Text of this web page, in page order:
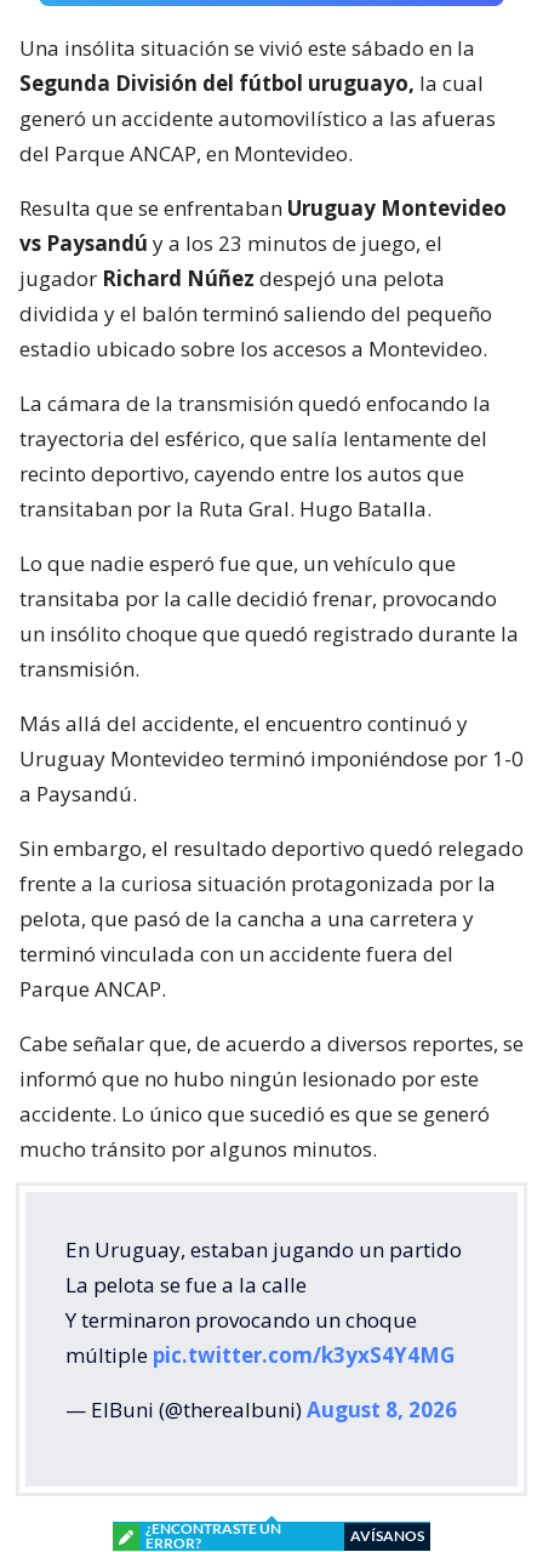
Una insólita situación se vivió este sábado en la
Segunda División del fútbol uruguayo, la cual
generó un accidente automovilístico a las afueras
del Parque ANCAP, en Montevideo.
Resulta que se enfrentaban Uruguay Montevideo
vs Paysandú y a los 23 minutos de juego, el
jugador Richard Núñez despejó una pelota
dividida y el balón terminó saliendo del pequeño
estadio ubicado sobre los accesos a Montevideo.
La cámara de la transmisión quedó enfocando la
trayectoria del esférico, que salía lentamente del
recinto deportivo, cayendo entre los autos que
transitaban por la Ruta Gral. Hugo Batalla.
Lo que nadie esperó fue que, un vehículo que
transitaba por la calle decidió frenar, provocando
un insólito choque que quedó registrado durante la
transmisión.
Más allá del accidente, el encuentro continuó y
Uruguay Montevideo terminó imponiéndose por 1-0
a Paysandú.
Sin embargo, el resultado deportivo quedó relegado
frente a la curiosa situación protagonizada por la
pelota, que pasó de la cancha a una carretera y
terminó vinculada con un accidente fuera del
Parque ANCAP.
Cabe señalar que, de acuerdo a diversos reportes, se
informó que no hubo ningún lesionado por este
accidente. Lo único que sucedió es que se generó
mucho tránsito por algunos minutos.
En Uruguay, estaban jugando un partido
La pelota se fue a la calle
Y terminaron provocando un choque
múltiple pic.twitter.com/k3yxS4Y4MG
— ElBuni (@therealbuni)August 8, 2026
¿ENCONTRASTE UN
ERROR?
AVÍSANOS